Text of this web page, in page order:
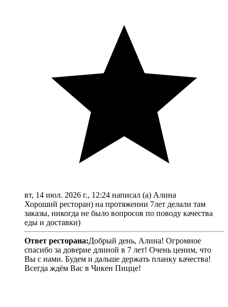
вт, 14 июл. 2026 г., 12:24 написал (а) Алина
Хороший ресторан) на протяжении 7лет делали там
заказы, никогда не было вопросов по поводу качества
еды и доставки)
Ответ ресторана:Добрый день, Алина! Огромное
спасибо за доверие длиной в 7 лет! Очень ценим, что
Вы с нами. Будем и дальше держать планку качества!
Всегда ждём Вас в Чикен Пицце!